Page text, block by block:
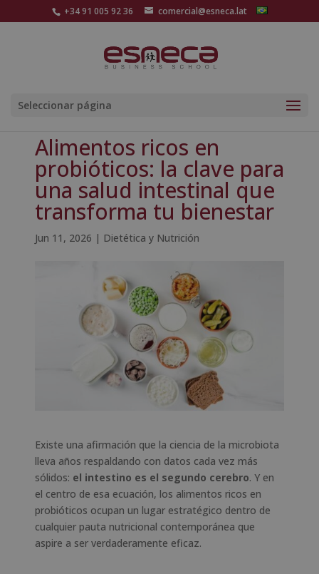
+34 91 005 92 36 comercial@esneca.lat
Seleccionar página
Alimentos ricos en
probióticos: la clave para
una salud intestinal que
transforma tu bienestar
Jun 11, 2026 | Dietética y Nutrición
Existe una afirmación que la ciencia de la microbiota
lleva años respaldando con datos cada vez más
sólidos: el intestino es el segundo cerebro. Y en
el centro de esa ecuación, los alimentos ricos en
probióticos ocupan un lugar estratégico dentro de
cualquier pauta nutricional contemporánea que
aspire a ser verdaderamente eficaz.